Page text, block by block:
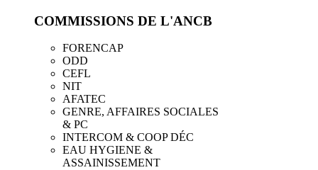
COMMISSIONS DE L'ANCB
FORENCAP
ODD
CEFL
NIT
AFATEC
GENRE, AFFAIRES SOCIALES
& PC
INTERCOM & COOP DÉC
EAU HYGIENE &
ASSAINISSEMENT